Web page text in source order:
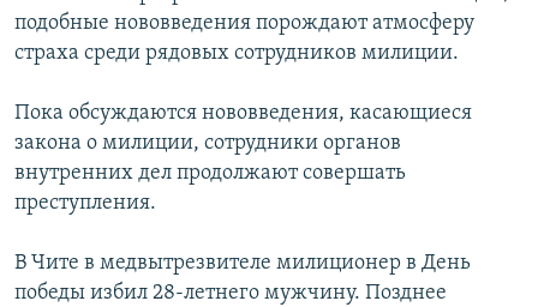
подобные нововведения порождают атмосферу
страха среди рядовых сотрудников милиции.
Пока обсуждаются нововведения, касающиеся
закона о милиции, сотрудники органов
внутренних дел продолжают совершать
преступления.
В Чите в медвытрезвителе милиционер в День
победы избил 28-летнего мужчину. Позднее